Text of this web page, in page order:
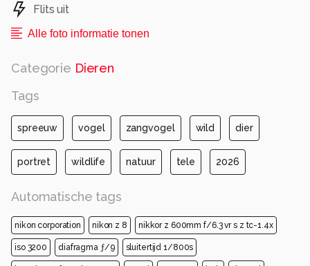
Flits uit
Alle foto informatie tonen
Categorie Dieren
Tags
spreeuw vogel zangvogel wild dier
portret wildlife natuur tele 2026
Automatische tags
nikon corporation nikon z 8 nikkor z 600mm f/6.3 vr s z tc-1.4x
iso 3200 diafragma ƒ/9 sluitertijd 1/800s